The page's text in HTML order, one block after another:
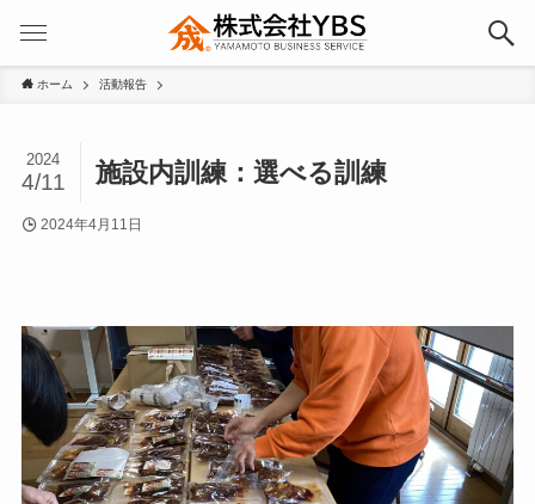
ホーム 活動報告
施設内訓練：選べる訓練
2024
4/11
2024年4月11日